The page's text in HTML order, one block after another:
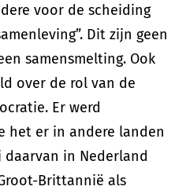
voor de scheiding
Dit zijn geen
samensmelting. Ook
over de rol van de
Er werd
het er in andere landen
in Nederland
Brittannië als